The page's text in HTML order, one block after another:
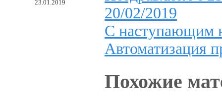
23.01.2019
20/02/2019
С наступающим
Автоматизация
Похожие